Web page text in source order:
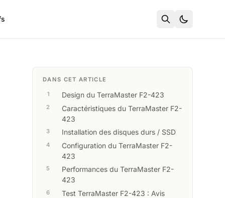
DANS CET ARTICLE
Design du TerraMaster F2-423
Caractéristiques du TerraMaster F2-
423
Installation des disques durs / SSD
Configuration du TerraMaster F2-
423
Performances du TerraMaster F2-
423
Test TerraMaster F2-423 : Avis